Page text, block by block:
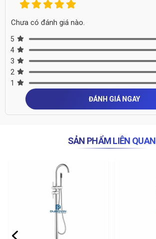
Chưa có đánh giá nào.
5
4
3
2
1
ĐÁNH GIÁ NGAY
SẢN PHẨM LIÊN QUAN